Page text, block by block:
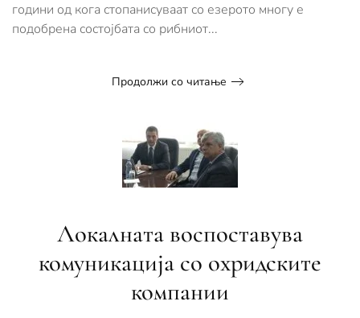
години од кога стопанисуваат со езерото многу е
подобрена состојбата со рибниот...
Продолжи со читање
Локалната воспоставува
комуникација со охридските
компании